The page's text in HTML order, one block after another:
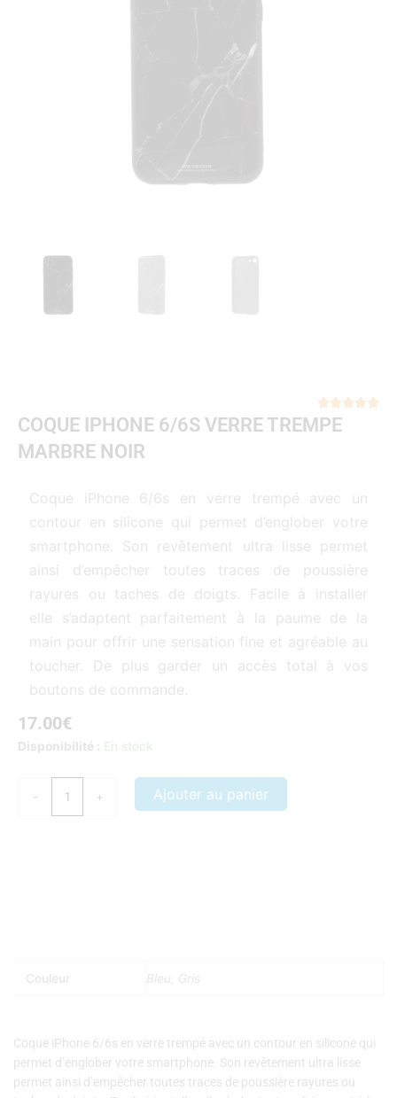

COQUE IPHONE 6/6S VERRE TREMPE
MARBRE NOIR
Coque iPhone 6/6s en verre trempé avec un
contour en silicone qui permet d’englober votre
smartphone. Son revêtement ultra lisse permet
ainsi d’empêcher toutes traces de poussière
rayures ou taches de doigts. Facile à installer
elle s’adaptent parfaitement à la paume de la
main pour offrir une sensation fine et agréable au
toucher. De plus garder un accès total à vos
boutons de commande.
17.00€
Disponibilité : En stock
-
quantité
+ Ajouter au panier
Couleur Bleu, Gris
Coque iPhone 6/6s en verre trempé avec un contour en silicone qui
permet d’englober votre smartphone. Son revêtement ultra lisse
permet ainsi d’empêcher toutes traces de poussière rayures ou